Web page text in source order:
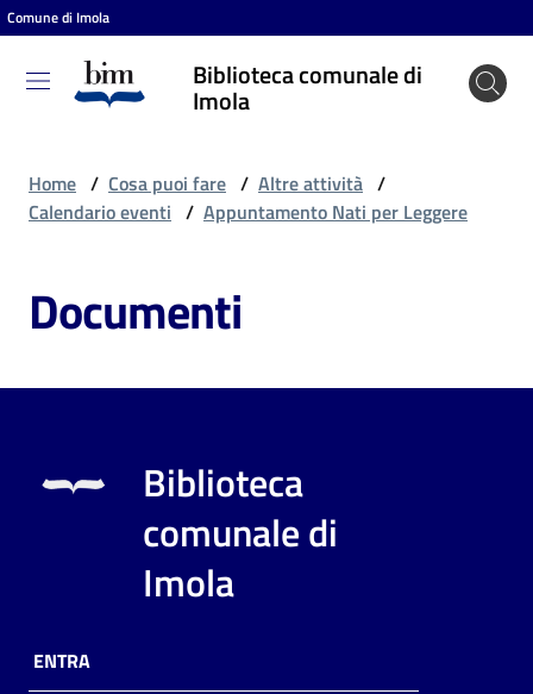
Vai al contenuto
Vai alla navigazione
Vai al footer
Comune di Imola
Biblioteca comunale di
Imola
Biblioteca
comunale
puoi
Risorse
Home / Cosa puoi fare / Altre attività /
Calendario eventi / Appuntamento Nati per Leggere
Documenti
Biblioteca
comunale di
Imola
ENTRA